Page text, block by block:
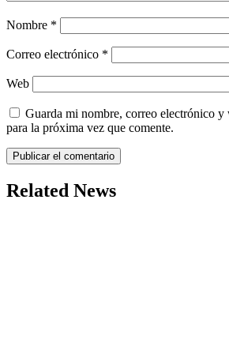
Nombre *
Correo electrónico *
Web
Guarda mi nombre, correo electrónico y
para la próxima vez que comente.
Related News